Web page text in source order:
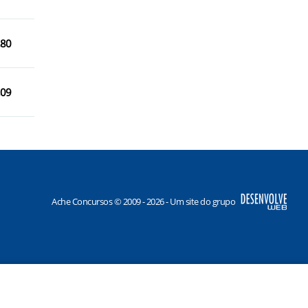
Ache Concursos © 2009 - 2026 - Um site do grupo